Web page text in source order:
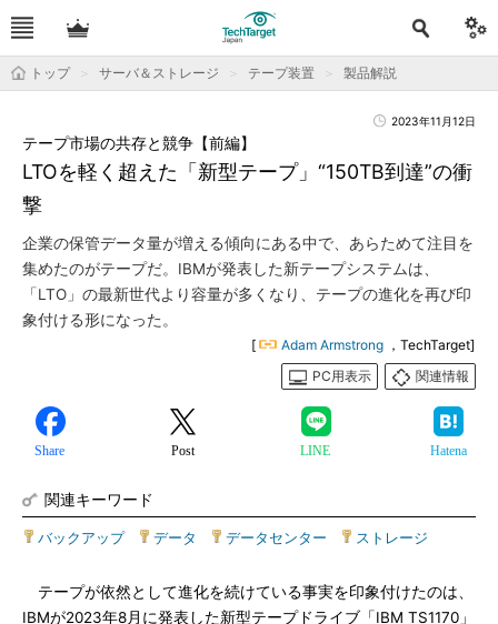
トップ サーバ＆ストレージ テープ装置 製品解説
2023年11月12日
LTOを軽く超えた「新型テープ」“150TB到達”の衝
撃
テープ市場の共存と競争【前編】
企業の保管データ量が増える傾向にある中で、あらためて注目を
集めたのがテープだ。IBMが発表した新テープシステムは、
「LTO」の最新世代より容量が多くなり、テープの進化を再び印
象付ける形になった。
[ Adam Armstrong ，TechTarget]
PC用表示
関連情報
Share Post LINE Hatena
関連キーワード
バックアップ| データ データセンター ストレージ
テープが依然として進化を続けている事実を印象付けたのは、
IBMが2023年8月に発表した新型テープドライブ「IBM TS1170」